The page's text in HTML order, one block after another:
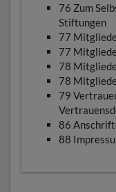
76 Zum
Stiftungen
77
77
78
78
79
86
88